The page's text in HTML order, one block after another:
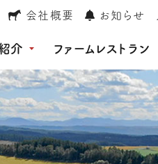
会社概要 お知らせ
介 ファームレストラン